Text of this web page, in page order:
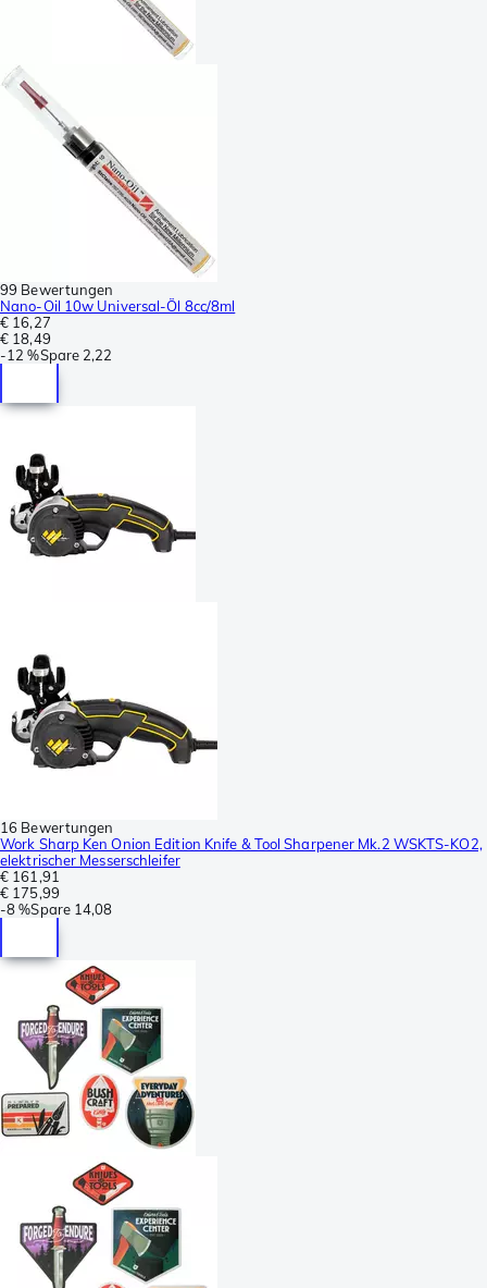
99 Bewertungen
Nano-Oil 10w Universal-Öl 8cc/8ml
€ 16,27
€ 18,49
-12 %Spare 2,22
16 Bewertungen
Work Sharp Ken Onion Edition Knife & Tool Sharpener Mk.2 WSKTS-KO2,
elektrischer Messerschleifer
€ 161,91
€ 175,99
-8 %Spare 14,08